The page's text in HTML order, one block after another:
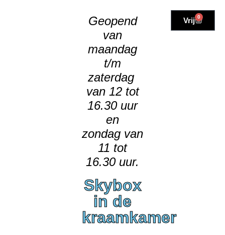
Geopend
van
maandag
t/m
zaterdag
van 12 tot
16.30 uur
en
zondag van
11 tot
16.30 uur.
Skybox
in de
kraamkamer
Vrij 0